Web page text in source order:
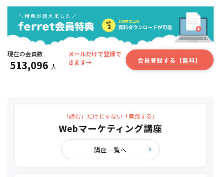
現在の会員数
513,096 人
メールだけで登録で
きます→
会員登録する【無料】
「読む」だけじゃない「実践する」
Webマーケティング講座
講座一覧へ